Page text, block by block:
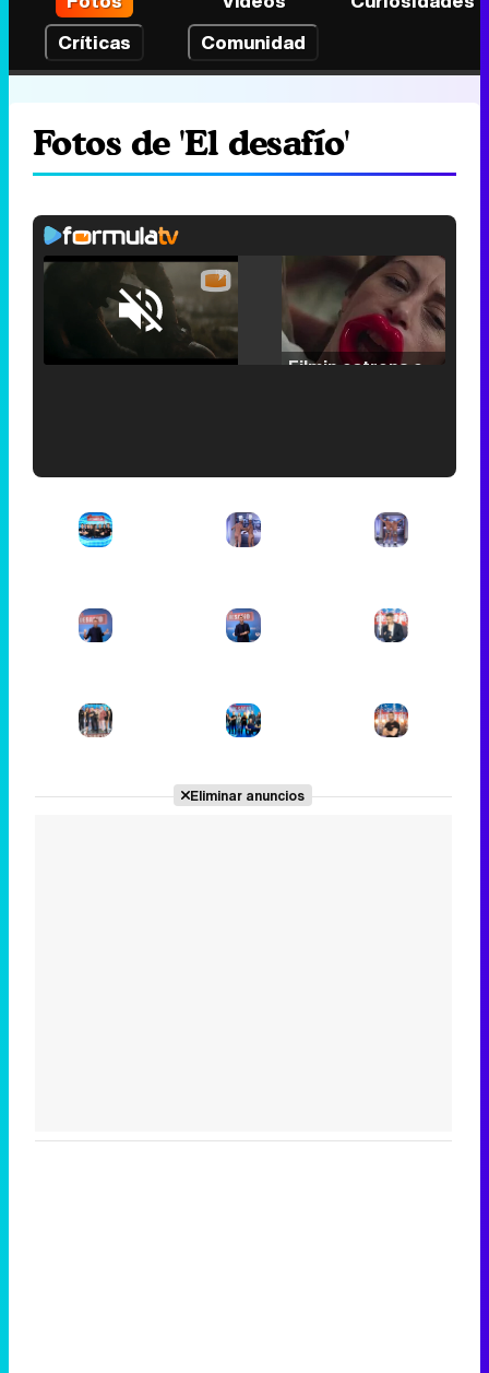
Críticas
Comunidad
Fotos de 'El desafío'
Unmute /
Loaded:
25.30%
Eliminar anuncios